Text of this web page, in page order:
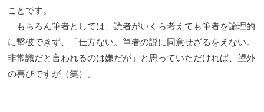
ことです。
もちろん筆者としては、読者がいくら考えても筆者を論理的
に撃破できず、「仕方ない。筆者の説に同意せざるをえない。
非常識だと言われるのは嫌だが」と思っていただければ、望外
の喜びですが（笑）。